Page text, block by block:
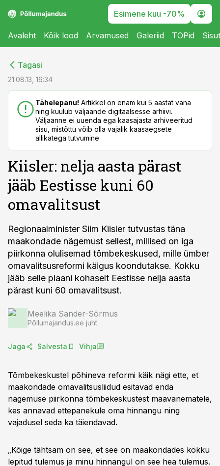
Esimene kuu -70%
Avaleht Kõik lood Arvamused Galeriid TOPid
Tagasi
21.08.13, 16:34
Tähelepanu! Artikkel on enam kui 5 aastat vana
ning kuulub väljaande digitaalsesse arhiivi.
Väljaanne ei uuenda ega kaasajasta arhiveeritud
sisu, mistõttu võib olla vajalik kaasaegsete
allikatega tutvumine
Kiisler: nelja aasta pärast
jääb Eestisse kuni 60
omavalitsust
Regionaalminister Siim Kiisler tutvustas täna
maakondade nägemust sellest, millised on iga
piirkonna olulisemad tõmbekeskused, mille ümber
omavalitsusreformi käigus koondutakse. Kokku
jääb selle plaani kohaselt Eestisse nelja aasta
pärast kuni 60 omavalitsust.
Meelika Sander-Sõrmus
Põllumajandus.ee juht
Jaga Salvesta Vihja
Tõmbekeskustel põhineva reformi käik nägi ette, et
maakondade omavalitsusliidud esitavad enda
nägemuse piirkonna tõmbekeskustest maavanematele,
kes annavad ettepanekule oma hinnangu ning
vajadusel seda ka täiendavad.
„Kõige tähtsam on see, et see on maakondades kokku
lepitud tulemus ja minu hinnangul on see hea tulemus.